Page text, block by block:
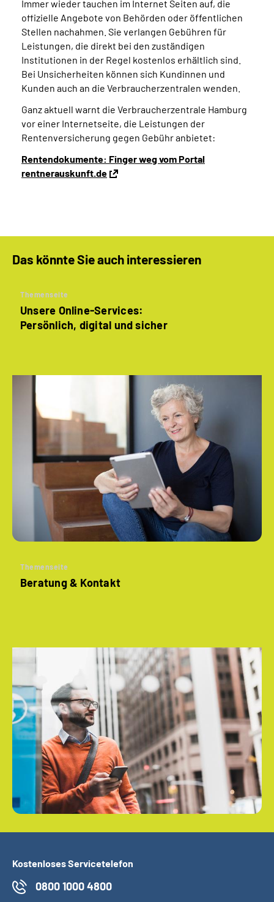
Immer wieder tauchen im Internet Seiten auf, die
offizielle Angebote von Behörden oder öffentlichen
Stellen nachahmen. Sie verlangen Gebühren für
Leistungen, die direkt bei den zuständigen
Institutionen in der Regel kostenlos erhältlich sind.
Bei Unsicherheiten können sich Kundinnen und
Kunden auch an die Verbraucherzentralen wenden.
Ganz aktuell warnt die Verbraucherzentrale Hamburg
vor einer Internetseite, die Leistungen der
Rentenversicherung gegen Gebühr anbietet:
Rentendokumente: Finger weg vom Portal
rentnerauskunft.de
Das könnte Sie auch interessieren
Themenseite
Unsere Online-Services:
Persönlich, digital und sicher
Themenseite
Beratung & Kontakt
Kostenloses Servicetelefon
0800 1000 4800